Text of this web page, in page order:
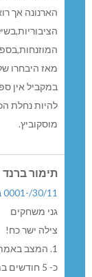
הארנונה אך
מאז היבחרו
במקביל אין
להיות נחלת
מוסקוביץ.
תימור ברנד
30/11/-0001 בשעה 00:00
גני משחקים
צילה ישר כח!
1. המצב
כ- 5